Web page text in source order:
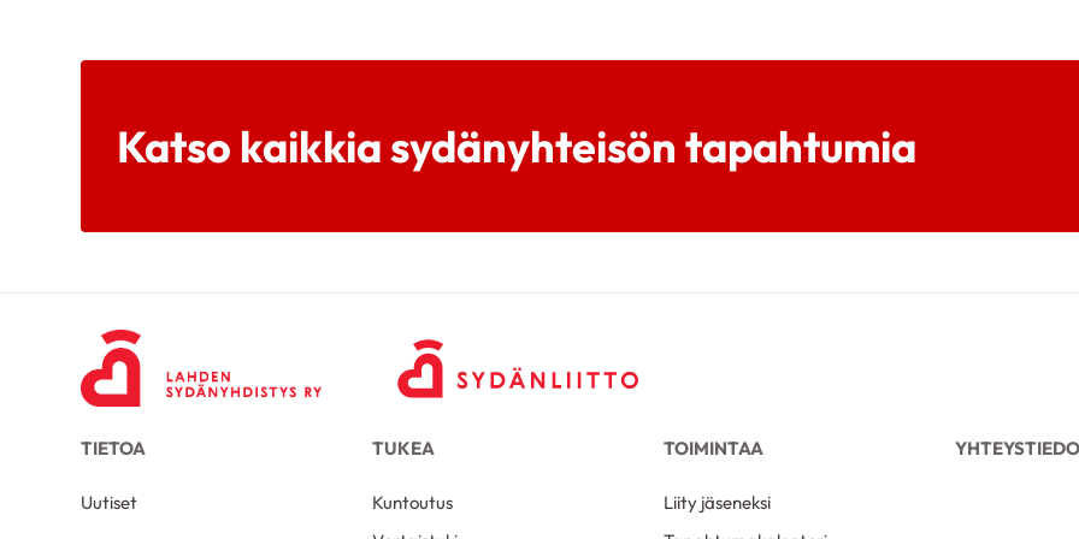
Katso kaikkia sydänyhteisön tapahtumia
TIETOA
Uutiset
TUKEA
Kuntoutus
TOIMINTAA
Liity jäseneksi